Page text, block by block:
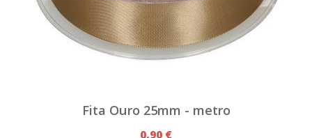
Fita Ouro 25mm - metro
0,90 €